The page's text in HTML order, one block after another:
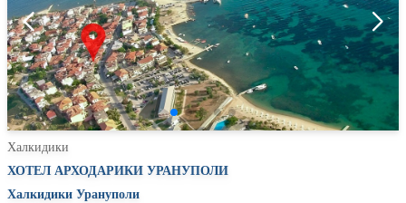
Халкидики
ХОТЕЛ АРХОДАРИКИ УРАНУПОЛИ
Халкидики Урануполи